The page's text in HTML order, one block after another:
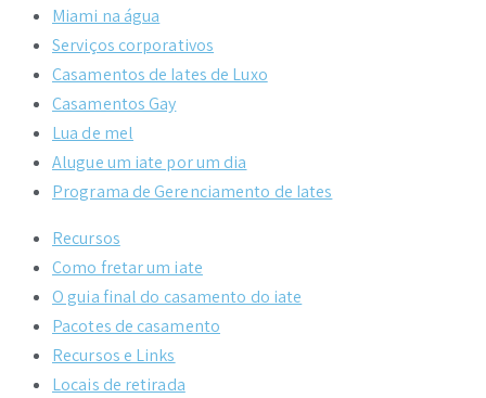
Miami na água
Serviços corporativos
Casamentos de Iates de Luxo
Casamentos Gay
Lua de mel
Alugue um iate por um dia
Programa de Gerenciamento de Iates
Recursos
Como fretar um iate
O guia final do casamento do iate
Pacotes de casamento
Recursos e Links
Locais de retirada